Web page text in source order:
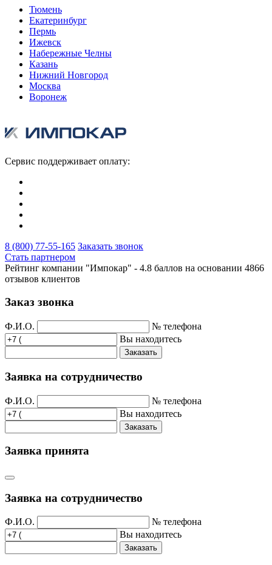
Тюмень
Екатеринбург
Пермь
Ижевск
Набережные Челны
Казань
Нижний Новгород
Москва
Воронеж
Сервис поддерживает оплату:
8 (800) 77-55-165 Заказать звонок
Стать партнером
Рейтинг компании "Импокар" - 4.8 баллов на основании 4866
отзывов клиентов
Заказ звонка
Ф.И.О.
№ телефона
Вы находитесь
Заказать
Заявка на сотрудничество
Ф.И.О.
№ телефона
Вы находитесь
Заказать
Заявка принята
Заявка на сотрудничество
Ф.И.О.
№ телефона
Вы находитесь
Заказать